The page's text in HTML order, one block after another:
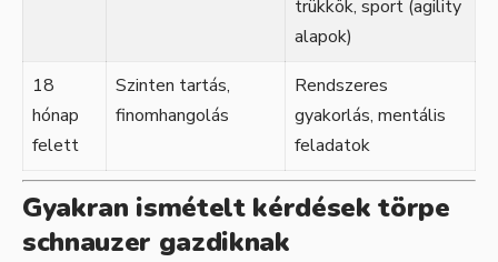
trükkök, sport (agility
alapok)
18
hónap
felett
Szinten tartás,
finomhangolás
Rendszeres
gyakorlás, mentális
feladatok
Gyakran ismételt kérdések törpe
schnauzer gazdiknak